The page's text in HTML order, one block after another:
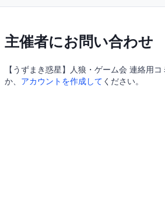
主催者にお問い合わせ
【うずまき惑星】人狼・ゲーム会 連絡用
か、 アカウントを作成して ください。